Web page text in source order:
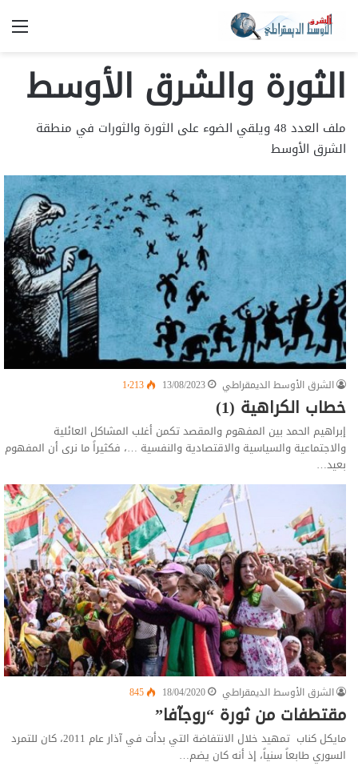
الثورة والشرق الأوسط
ملف العدد 48 ويلقي الضوء على الثورة والثورات في منطقة
الشرق الأوسط
الشرق الأوسط الديمقراطي 13/08/2023 1٬213
خطاب الكراهية (1)
إبراهيم الحمد بين المفهوم والمقصد تكمن أغلب المشاكل العائلية
والاجتماعية والسياسية والاقتصادية والنفسية …، فكثيراً ما نرى أن المفهوم
بعيد…
الشرق الأوسط الديمقراطي 18/04/2020
845
مقتطفات من ثورة “روجآفا”
مايكل كناب تمهيد خلال الانتفاضة التي بدأت في آذار عام 2011، كان للتمرد
السوري طابعاً سنياً، إذ أنه كان يضم…